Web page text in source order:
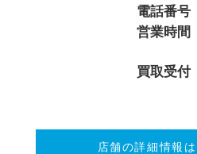
電話番号
営業時間
買取受付
店舗の詳細情報